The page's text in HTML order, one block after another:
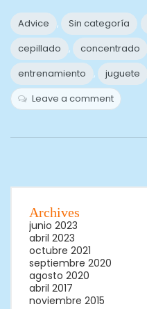
Advice , Sin categoría
cepillado
, concentrado
entrenamiento
, juguete
Leave a comment
Archives
junio 2023
abril 2023
octubre 2021
septiembre 2020
agosto 2020
abril 2017
noviembre 2015